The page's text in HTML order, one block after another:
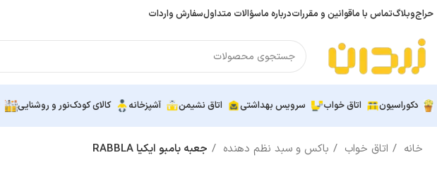
حراجوبلاگتماس با ماقوانین و مقرراتدرباره ماسؤالات متداولسفارش واردات
دکوراسیون اتاق خواب سرویس بهداشتی اتاق نشیمن آشپزخانه کالای کودکنور و روشنایی
خانه اتاق خواب باکس و سبد نظم دهنده جعبه بامبو ایکیا RABBLA